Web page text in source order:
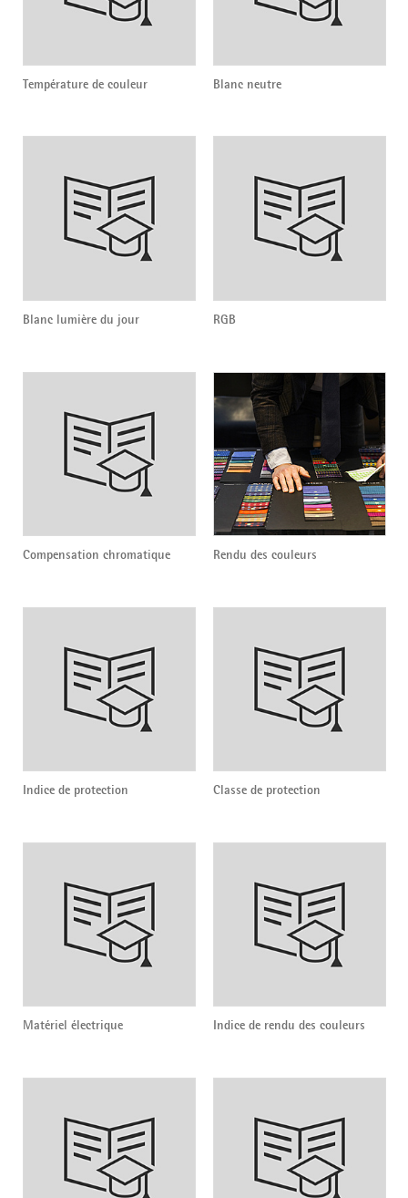
Température de couleur Blanc neutre
Blanc lumière du jour RGB
Compensation chromatique Rendu des couleurs
Indice de protection Classe de protection
Matériel électrique Indice de rendu des couleurs